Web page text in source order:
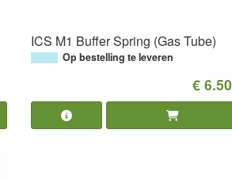
ICS M1 Buffer Spring (Gas Tube)
Op bestelling te leveren
€ 6.50